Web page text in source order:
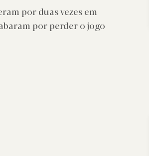
por duas vezes em
por perder o jogo